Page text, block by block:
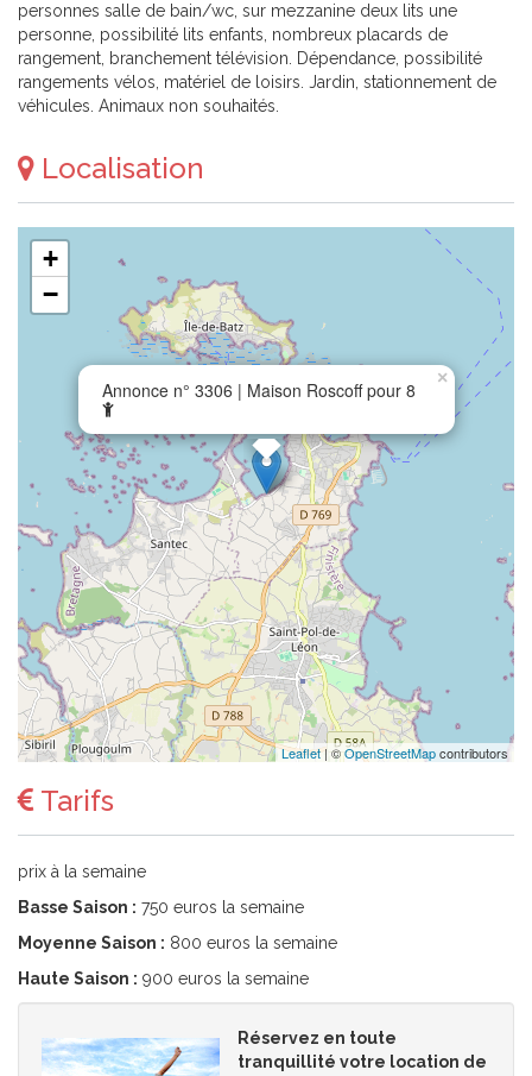
personnes salle de bain/wc, sur mezzanine deux lits une
personne, possibilité lits enfants, nombreux placards de
rangement, branchement télévision. Dépendance, possibilité
rangements vélos, matériel de loisirs. Jardin, stationnement de
véhicules. Animaux non souhaités.
Localisation
Annonce n° 3306 | Maison Roscoff pour 8
×
+
−
Leaflet| ©OpenStreetMapcontributors
Tarifs
prix à la semaine
Basse Saison : 750 euros la semaine
Moyenne Saison : 800 euros la semaine
Haute Saison : 900 euros la semaine
Réservez en toute
tranquillité votre location de